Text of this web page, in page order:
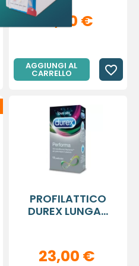
13,50 €
AGGIUNGI AL
CARRELLO favorite_border
PROFILATTICO
DUREX LUNGA...
23,00 €